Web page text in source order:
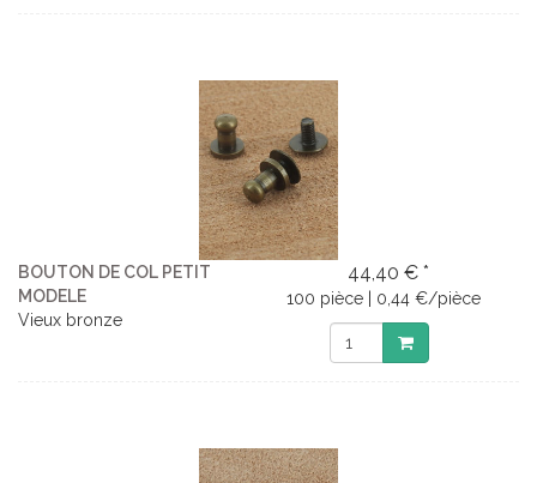
BOUTON DE COL PETIT
MODELE
Vieux bronze
44,40 € *
100 pièce | 0,44 €/pièce